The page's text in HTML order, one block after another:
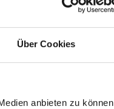
Über Cookies
anbieten zu können